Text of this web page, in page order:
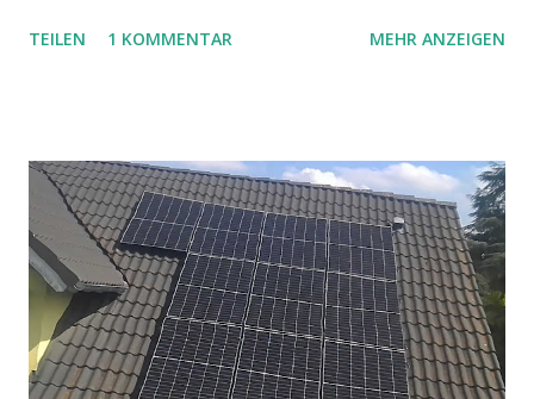
oft schwer. Bei ihm bin ich zur Erstkommunion gegangen,
prägend war für mich die Vermittlung des Wissens, dass die
Naturwissenschaften und der Glaube keine Gegensätze
sein sollten und man natürlich auch als Christ nicht davon
ausgehen muss, dass die Welt in 6 Tagen geschaffen wurde.
Seine Einsichten machten es mir einfacher, an Dinge zu
glauben, die ich sonst vielleicht verworfen hätte. Manche
könnten sagen, er habe den Kampf gegen den Krebs
TEILEN 1 KOMMENTAR MEHR ANZEIGEN